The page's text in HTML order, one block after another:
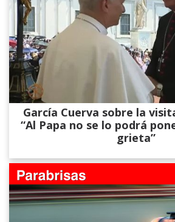
García Cuerva sobre la
“Al Papa no se lo podrá
grieta”